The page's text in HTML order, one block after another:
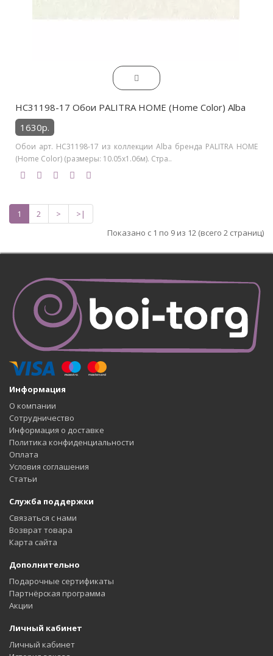
HC31198-17 Обои PALITRA HOME (Home Color) Alba
1630р.
Обои арт. HC31198-17 из коллекции Alba бренда PALITRA HOME
(Home Color) (размеры: 10.05х1.06м). Стра..
1 2 >
>|
Показано с 1 по 9 из 12 (всего 2 страниц)
Информация
О компании
Сотрудничество
Информация о доставке
Политика конфиденциальности
Оплата
Условия соглашения
Статьи
Служба поддержки
Связаться с нами
Возврат товара
Карта сайта
Дополнительно
Подарочные сертификаты
Партнёрская программа
Акции
Личный кабинет
Личный кабинет